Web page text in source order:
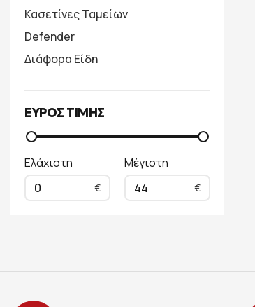
Κασετίνες Ταμείων
Defender
Διάφορα Είδη
ΕΥΡΟΣ ΤΙΜΗΣ
Ελάχιστη
0
Μέγιστη
44